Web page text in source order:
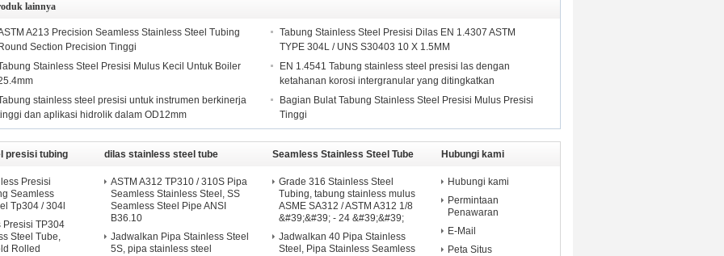
lainnya
A213 Precision Seamless Stainless Steel Tubing
Section Precision Tinggi
Tabung Stainless Steel Presisi Dilas EN 1.4307 ASTM
TYPE 304L / UNS S30403 10 X 1.5MM
Stainless Steel Presisi Mulus Kecil Untuk Boiler
EN 1.4541 Tabung stainless steel presisi las dengan
ketahanan korosi intergranular yang ditingkatkan
stainless steel presisi untuk instrumen berkinerja
dan aplikasi hidrolik dalam OD12mm
Bagian Bulat Tabung Stainless Steel Presisi Mulus Presisi
Tinggi
presisi tubing
Presisi
Seamless
Tp304 / 304l
TP304
Steel Tube,
Rolled
dilas stainless steel tube
ASTM A312 TP310 / 310S Pipa
Seamless Stainless Steel, SS
Seamless Steel Pipe ANSI
B36.10
Jadwalkan Pipa Stainless Steel
5S, pipa stainless steel
Seamless Stainless Steel Tube
Grade 316 Stainless Steel
Tubing, tabung stainless mulus
ASME SA312 / ASTM A312 1/8
&#39;&#39; - 24 &#39;&#39;
Jadwalkan 40 Pipa Stainless
Steel, Pipa Stainless Seamless
Hubungi kami
Hubungi kami
Permintaan
Penawaran
E-Mail
Peta Situs